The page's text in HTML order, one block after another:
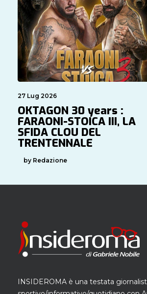
27 Lug 2026
OKTAGON 30 years :
FARAONI-STOICA III, LA
SFIDA CLOU DEL
TRENTENNALE
by Redazione
INSIDEROMA è una testata